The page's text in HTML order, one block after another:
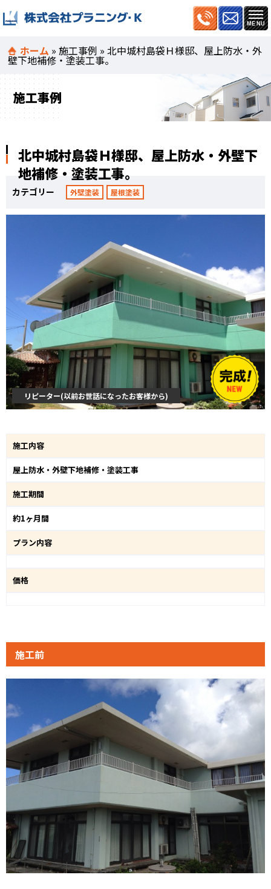
ホーム »施工事例 »北中城村島袋Ｈ様邸、屋上防水・外
壁下地補修・塗装工事。
施工事例
北中城村島袋Ｈ様邸、屋上防水・外壁下
地補修・塗装工事。
カテゴリー 外壁塗装 屋根塗装
リピーター(以前お世話になったお客様から)
施工内容
屋上防水・外壁下地補修・塗装工事
施工期間
約1ヶ月間
プラン内容
価格
施工前